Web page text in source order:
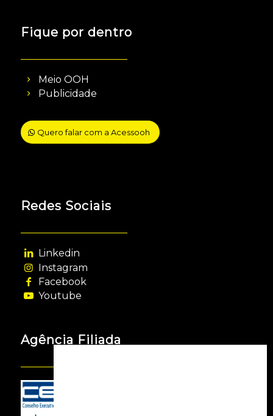
Fique por dentro
Meio OOH
Publicidade
Quero falar com a Acessooh
Redes Sociais
Linkedin
Instagram
Facebook
Youtube
Agência Filiada